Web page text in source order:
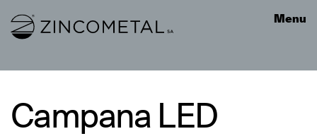
Link to homepage Menu
Campana LED